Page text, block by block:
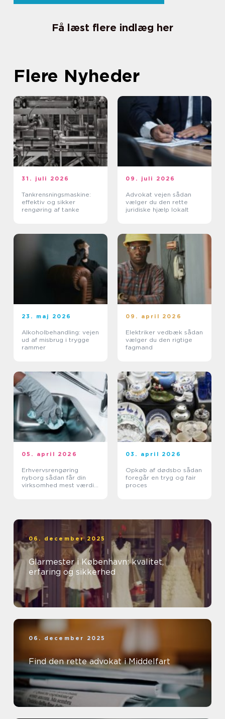
Få læst flere indlæg her
Flere Nyheder
31. juli 2026
Tankrensningsmaskine:
effektiv og sikker
rengøring af tanke
09. juli 2026
Advokat vejen sådan
vælger du den rette
juridiske hjælp lokalt
23. maj 2026
Alkoholbehandling: vejen
ud af misbrug i trygge
rammer
09. april 2026
Elektriker vedbæk sådan
vælger du den rigtige
fagmand
05. april 2026
Erhvervsrengøring
nyborg sådan får din
virksomhed mest værdi
03. april 2026
Opkøb af dødsbo sådan
foregår en tryg og fair
proces
06. december 2025
Glarmester i København: kvalitet,
erfaring og sikkerhed
06. december 2025
Find den rette advokat i Middelfart